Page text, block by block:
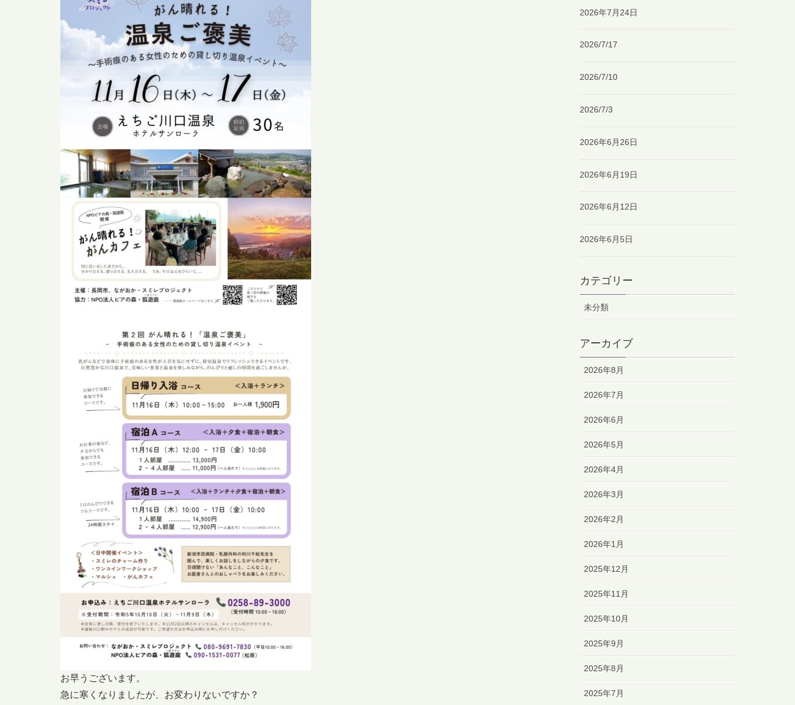
お早うございます。
急に寒くなりましたが、お変わりないですか？
2026年7月24日
2026/7/17
2026/7/10
2026/7/3
2026年6月26日
2026年6月19日
2026年6月12日
2026年6月5日
カテゴリー
未分類
アーカイブ
2026年8月
2026年7月
2026年6月
2026年5月
2026年4月
2026年3月
2026年2月
2026年1月
2025年12月
2025年11月
2025年10月
2025年9月
2025年8月
2025年7月